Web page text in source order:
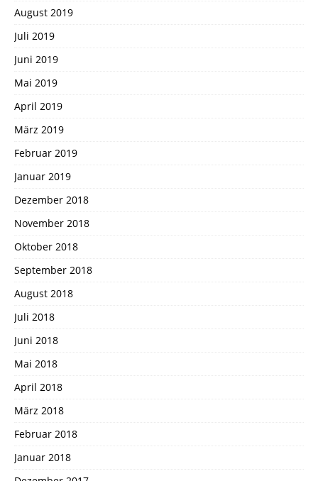
August 2019
Juli 2019
Juni 2019
Mai 2019
April 2019
März 2019
Februar 2019
Januar 2019
Dezember 2018
November 2018
Oktober 2018
September 2018
August 2018
Juli 2018
Juni 2018
Mai 2018
April 2018
März 2018
Februar 2018
Januar 2018